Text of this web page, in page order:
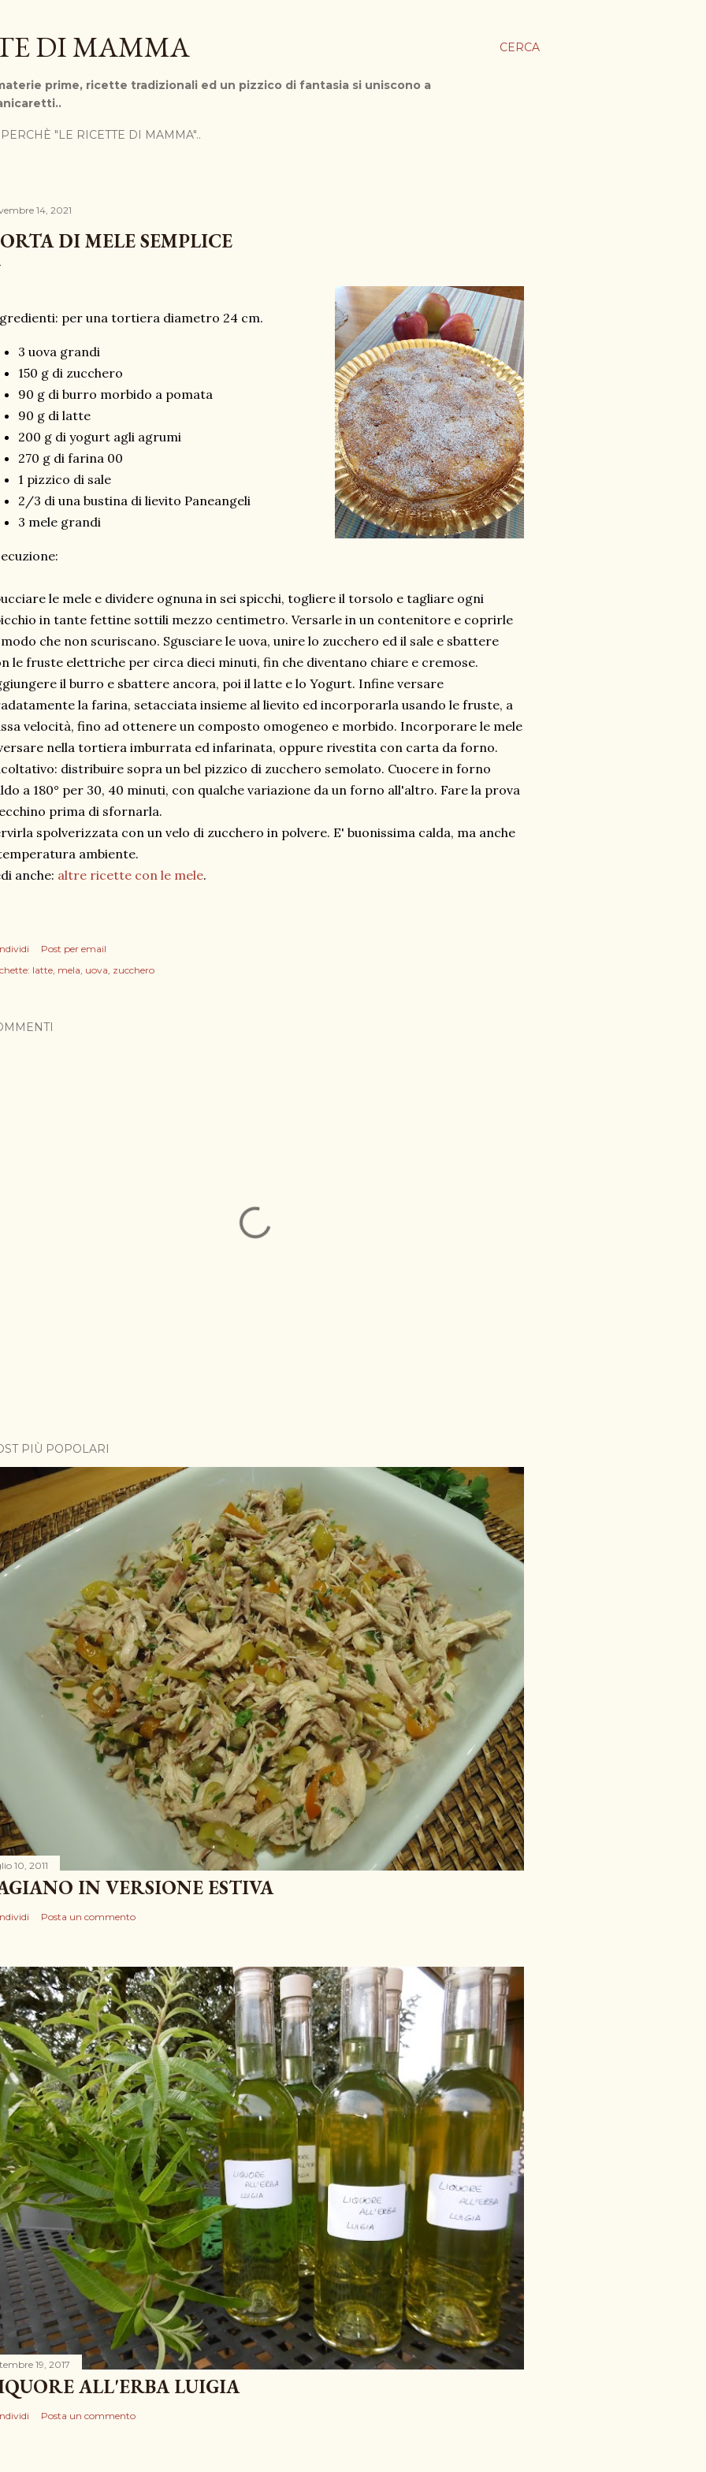
CERCA
DI MAMMA
prime, ricette tradizionali ed un pizzico di fantasia si uniscono a
PERCHÈ "LE RICETTE DI MAMMA"..
14, 2021
DI MELE SEMPLICE
per una tortiera diametro 24 cm.
3 uova grandi
150 g di zucchero
90 g di burro morbido a pomata
90 g di latte
200 g di yogurt agli agrumi
270 g di farina 00
1 pizzico di sale
2/3 di una bustina di lievito Paneangeli
3 mele grandi
le mele e dividere ognuna in sei spicchi, togliere il torsolo e tagliare ogni
in tante fettine sottili mezzo centimetro. Versarle in un contenitore e coprirle
che non scuriscano. Sgusciare le uova, unire lo zucchero ed il sale e sbattere
le fruste elettriche per circa dieci minuti, fin che diventano chiare e cremose.
il burro e sbattere ancora, poi il latte e lo Yogurt. Infine versare
la farina, setacciata insieme al lievito ed incorporarla usando le fruste, a
velocità, fino ad ottenere un composto omogeneo e morbido. Incorporare le mele
nella tortiera imburrata ed infarinata, oppure rivestita con carta da forno.
distribuire sopra un bel pizzico di zucchero semolato. Cuocere in forno
a 180° per 30, 40 minuti, con qualche variazione da un forno all'altro. Fare la prova
prima di sfornarla.
spolverizzata con un velo di zucchero in polvere. E' buonissima calda, ma anche
ambiente.
anche: altre ricette con le mele.
Post per email
latte mela uova zucchero
PIÙ POPOLARI
10, 2011
IN VERSIONE ESTIVA
Posta un commento
19, 2017
ALL'ERBA LUIGIA
Posta un commento